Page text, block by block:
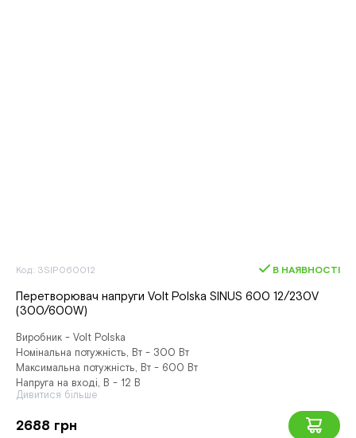
Код: 3SIP060012 В НАЯВНОСТІ
Перетворювач напруги Volt Polska SINUS 600 12/230V
(300/600W)
Виробник - Volt Polska
Номінальна потужність, Вт - 300 Вт
Максимальна потужність, Вт - 600 Вт
Напруга на вході, В - 12 В
Дивитися більше
2688 грн